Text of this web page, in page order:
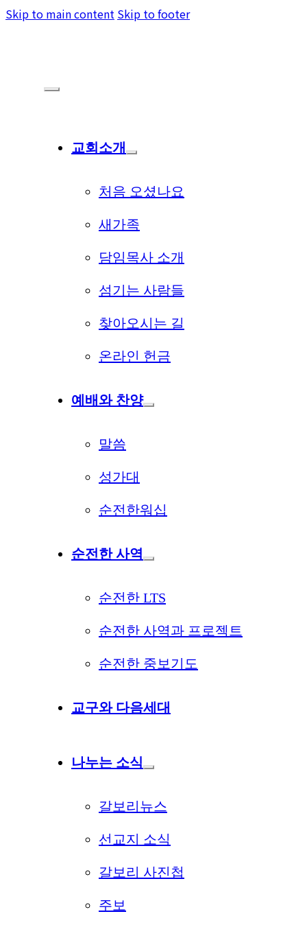
Skip to main content Skip to footer
교회소개
처음 오셨나요
새가족
담임목사 소개
섬기는 사람들
찾아오시는 길
온라인 헌금
예배와 찬양
말씀
성가대
순전한워십
순전한 사역
순전한 LTS
순전한 사역과 프로젝트
순전한 중보기도
교구와 다음세대
나누는 소식
갈보리뉴스
선교지 소식
갈보리 사진첩
주보